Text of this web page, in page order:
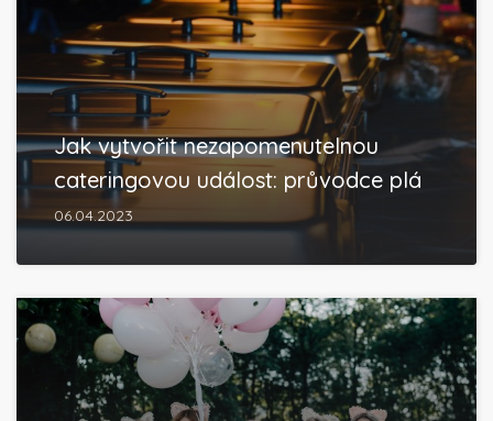
Jak vytvořit nezapomenutelnou
cateringovou událost: průvodce plá
06.04.2023